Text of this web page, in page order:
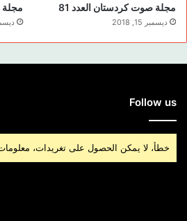
مجلة صوت كردستان العدد 81
ديسمبر 15, 2018
مجلة
ديسمبر
Follow us
خطأ، لا يمكن الحصول على تغريدات،